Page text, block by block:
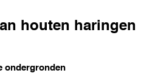
houten haringen
ondergronden